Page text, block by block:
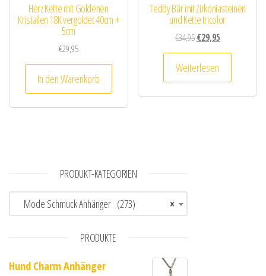
Herz Kette mit Goldenen
Kristallen 18K vergoldet 40cm +
5cm
€29,95
In den Warenkorb
Teddy Bär mit Zirkoniasteinen
und Kette tricolor
€34,95 Ursprünglicher Preis
€29,95Aktueller Preis
Weiterlesen
PRODUKT-KATEGORIEN
×
Mode Schmuck Anhänger (273)
PRODUKTE
Hund Charm Anhänger